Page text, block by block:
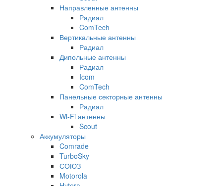
Направленные антенны
Радиал
ComTech
Вертикальные антенны
Радиал
Дипольные антенны
Радиал
Icom
ComTech
Панельные секторные антенны
Радиал
Wi-Fi антенны
Scout
Аккумуляторы
Comrade
TurboSky
СОЮЗ
Motorola